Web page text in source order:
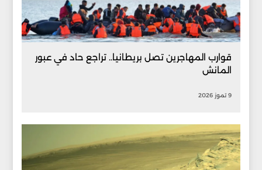
قوارب المهاجرين تصل بريطانيا.. تراجع حاد في عبور
المانش
9 تموز 2026